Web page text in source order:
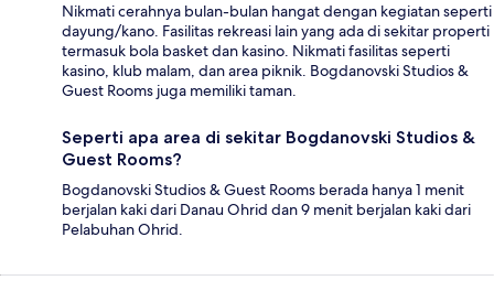
Nikmati cerahnya bulan-bulan hangat dengan kegiatan seperti
dayung/kano. Fasilitas rekreasi lain yang ada di sekitar properti
termasuk bola basket dan kasino. Nikmati fasilitas seperti
kasino, klub malam, dan area piknik. Bogdanovski Studios &
Guest Rooms juga memiliki taman.
Seperti apa area di sekitar Bogdanovski Studios &
Guest Rooms?
Bogdanovski Studios & Guest Rooms berada hanya 1 menit
berjalan kaki dari Danau Ohrid dan 9 menit berjalan kaki dari
Pelabuhan Ohrid.